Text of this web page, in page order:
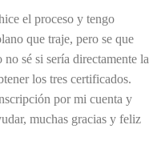
el proceso y tengo
que traje, pero se que
sé si sería directamente la
los tres certificados.
por mi cuenta y
muchas gracias y feliz